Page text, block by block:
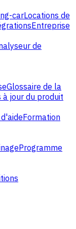
carLocations de
Entreprise
de
Glossaire de la
à jour du produit
Formation
Programme